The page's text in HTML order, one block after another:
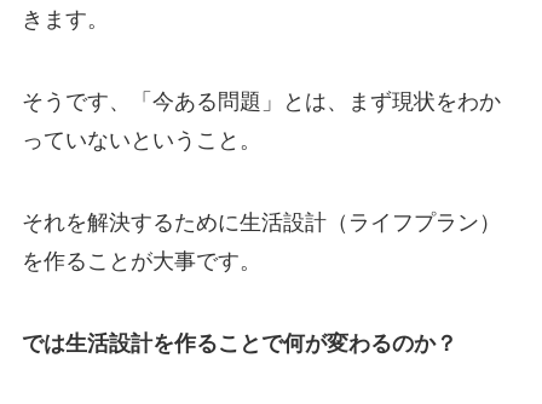
きます。
そうです、「今ある問題」とは、まず現状をわか
っていないということ。
それを解決するために生活設計（ライフプラン）
を作ることが大事です。
では生活設計を作ることで何が変わるのか？